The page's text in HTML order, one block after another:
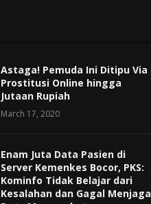
Astaga! Pemuda Ini Ditipu Via
Prostitusi Online hingga
Jutaan Rupiah
March 17, 2020
Enam Juta Data Pasien di
Server Kemenkes Bocor, PKS:
Kominfo Tidak Belajar dari
Kesalahan dan Gagal Menjaga